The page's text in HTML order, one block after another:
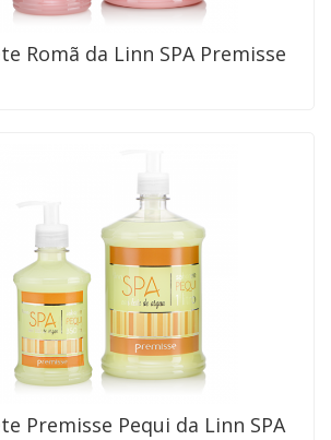
Romã da Linn SPA Premisse
Premisse Pequi da Linn SPA